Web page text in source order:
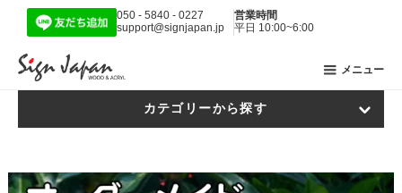
050 - 5840 - 0227
support@signjapan.jp
営業時間
平日 10:00~6:00
メニュー
カテゴリーから探す